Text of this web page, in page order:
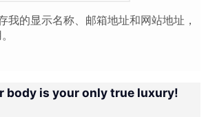
我的显示名称、邮箱地址和网站地址，
body is your only true luxury!